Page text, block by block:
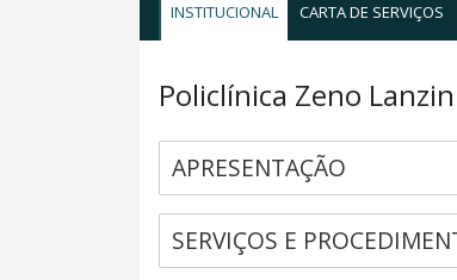
INSTITUCIONAL CARTA DE SERVIÇOS
Policlínica Zeno
APRESENTAÇÃO
SERVIÇOS E